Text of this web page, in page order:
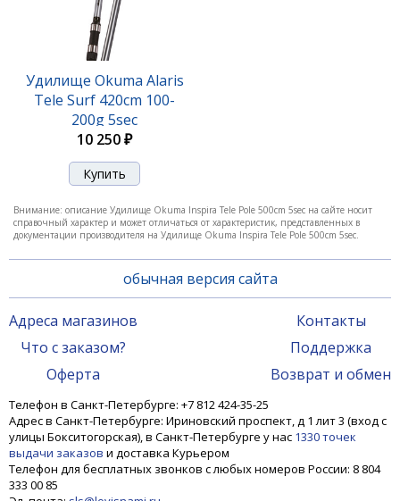
Удилище Okuma Alaris
Tele Surf 420cm 100-
200g 5sec
10 250 ₽
Внимание: описание Удилище Okuma Inspira Tele Pole 500cm 5sec на сайте носит
справочный характер и может отличаться от характеристик, представленных в
документации производителя на Удилище Okuma Inspira Tele Pole 500cm 5sec.
обычная версия сайта
Адреса магазинов
Что с заказом?
Оферта
Контакты
Поддержка
Возврат и обмен
Телефон в Санкт-Петербурге: +7 812 424-35-25
Адрес в Санкт-Петербурге: Ириновский проспект, д 1 лит 3 (вход с
улицы Бокситогорская), в Санкт-Петербурге у нас 1330 точек
выдачи заказов и доставка Курьером
Телефон для бесплатных звонков с любых номеров России: 8 804
333 00 85